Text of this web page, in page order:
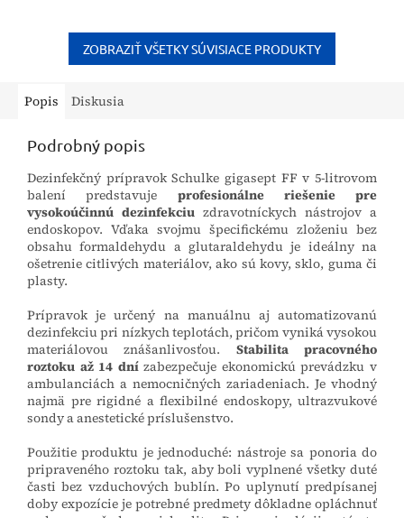
ponúka široké spektrum...
dekontamináciu endoskopov
a chirurgických...
ZOBRAZIŤ VŠETKY SÚVISIACE PRODUKTY
Popis Diskusia
Podrobný popis
Dezinfekčný prípravok Schulke gigasept FF v 5-litrovom
balení predstavuje profesionálne riešenie pre
vysokoúčinnú dezinfekciu zdravotníckych nástrojov a
endoskopov. Vďaka svojmu špecifickému zloženiu bez
obsahu formaldehydu a glutaraldehydu je ideálny na
ošetrenie citlivých materiálov, ako sú kovy, sklo, guma či
plasty.
Prípravok je určený na manuálnu aj automatizovanú
dezinfekciu pri nízkych teplotách, pričom vyniká vysokou
materiálovou znášanlivosťou. Stabilita pracovného
roztoku až 14 dnízabezpečuje ekonomickú prevádzku v
ambulanciách a nemocničných zariadeniach. Je vhodný
najmä pre rigidné a flexibilné endoskopy, ultrazvukové
sondy a anestetické príslušenstvo.
Použitie produktu je jednoduché: nástroje sa ponoria do
pripraveného roztoku tak, aby boli vyplnené všetky duté
časti bez vzduchových bublín. Po uplynutí predpísanej
doby expozície je potrebné predmety dôkladne opláchnuť